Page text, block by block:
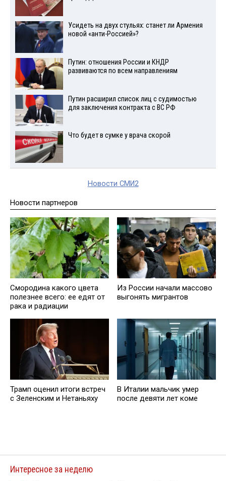
Усидеть на двух стульях: станет ли Армения
новой «анти-Россией»?
Путин: отношения России и КНДР
развиваются по всем направлениям
Путин расширил список лиц с судимостью
для заключения контракта с ВС РФ
Что будет в сумке у врача скорой
Новости СМИ2
Новости партнеров
Смородина какого цвета
полезнее всего: ее едят от
рака и радиации
Из России начали массово
выгонять мигрантов
Трамп оценил итоги встреч
с Зеленским и Нетаньяху
В Италии мальчик умер
после девяти лет коме
Интересное за неделю